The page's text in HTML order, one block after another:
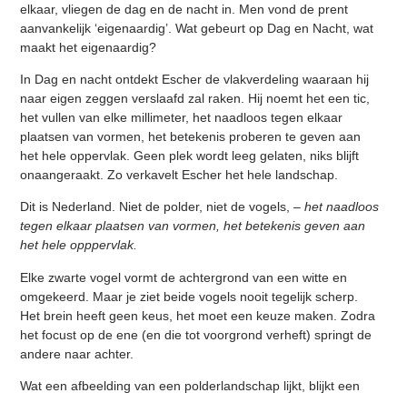
elkaar, vliegen de dag en de nacht in. Men vond de prent
aanvankelijk ‘eigenaardig’. Wat gebeurt op Dag en Nacht, wat
maakt het eigenaardig?
In Dag en nacht ontdekt Escher de vlakverdeling waaraan hij
naar eigen zeggen verslaafd zal raken. Hij noemt het een tic,
het vullen van elke millimeter, het naadloos tegen elkaar
plaatsen van vormen, het betekenis proberen te geven aan
het hele oppervlak. Geen plek wordt leeg gelaten, niks blijft
onaangeraakt. Zo verkavelt Escher het hele landschap.
Dit is Nederland. Niet de polder, niet de vogels,– het naadloos
tegen elkaar plaatsen van vormen, het betekenis geven aan
het hele opppervlak.
Elke zwarte vogel vormt de achtergrond van een witte en
omgekeerd. Maar je ziet beide vogels nooit tegelijk scherp.
Het brein heeft geen keus, het moet een keuze maken. Zodra
het focust op de ene (en die tot voorgrond verheft) springt de
andere naar achter.
Wat een afbeelding van een polderlandschap lijkt, blijkt een